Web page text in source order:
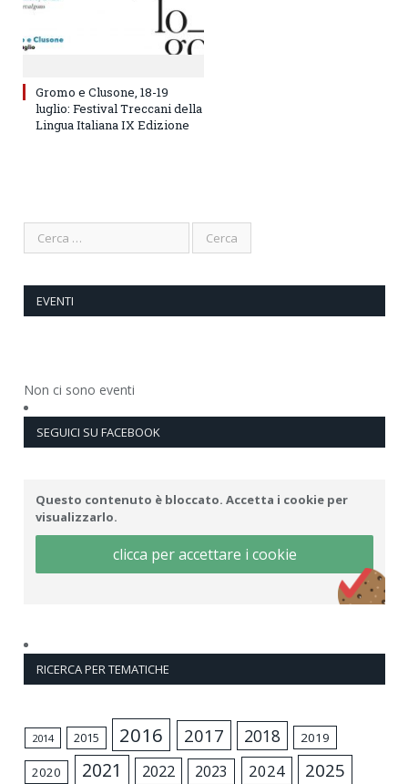
Gromo e Clusone, 18-19
luglio: Festival Treccani della
Lingua Italiana IX Edizione
EVENTI
Non ci sono eventi
SEGUICI SU FACEBOOK
Questo contenuto è bloccato. Accetta i cookie per
visualizzarlo.
clicca per accettare i cookie
RICERCA PER TEMATICHE
2014 2015 2016 2017 2018 2019
2020 2021 2022 2023 2024 2025